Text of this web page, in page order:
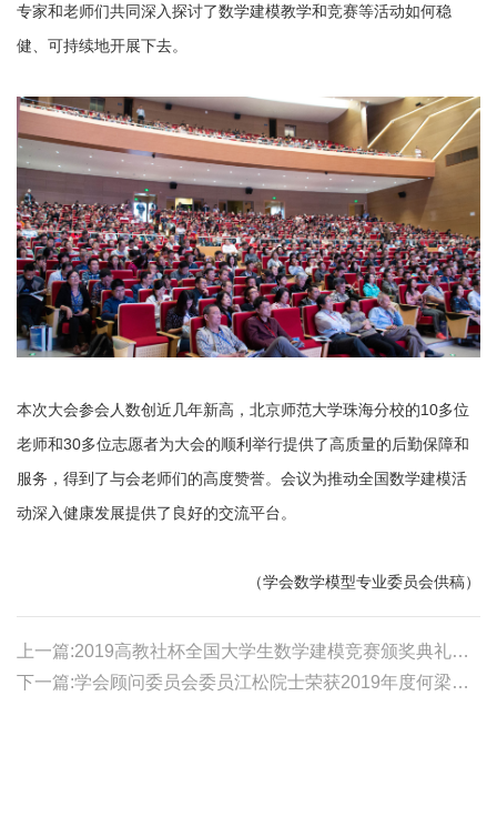
专家和老师们共同深入探讨了数学建模教学和竞赛等活动如何稳
健、可持续地开展下去。
本次大会参会人数创近几年新高，北京师范大学珠海分校的10多位
老师和30多位志愿者为大会的顺利举行提供了高质量的后勤保障和
服务，得到了与会老师们的高度赞誉。 会议为推动全国数学建模活
动深入健康发展提供了良好的交流平台。
（学会数学模型专业委员会供稿）
上一篇:2019高教社杯全国大学生数学建模竞赛颁奖典礼隆重举行
下一篇:学会顾问委员会委员江松院士荣获2019年度何梁何利奖